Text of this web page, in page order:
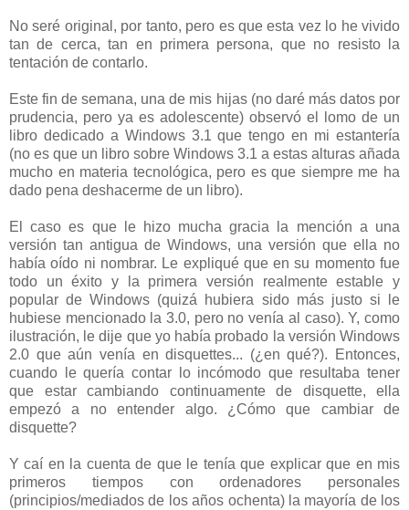
No seré original, por tanto, pero es que esta vez lo he vivido
tan de cerca, tan en primera persona, que no resisto la
tentación de contarlo.
Este fin de semana, una de mis hijas (no daré más datos por
prudencia, pero ya es adolescente) observó el lomo de un
libro dedicado a Windows 3.1 que tengo en mi estantería
(no es que un libro sobre Windows 3.1 a estas alturas añada
mucho en materia tecnológica, pero es que siempre me ha
dado pena deshacerme de un libro).
El caso es que le hizo mucha gracia la mención a una
versión tan antigua de Windows, una versión que ella no
había oído ni nombrar. Le expliqué que en su momento fue
todo un éxito y la primera versión realmente estable y
popular de Windows (quizá hubiera sido más justo si le
hubiese mencionado la 3.0, pero no venía al caso). Y, como
ilustración, le dije que yo había probado la versión Windows
2.0 que aún venía en disquettes... (¿en qué?). Entonces,
cuando le quería contar lo incómodo que resultaba tener
que estar cambiando continuamente de disquette, ella
empezó a no entender algo. ¿Cómo que cambiar de
disquette?
Y caí en la cuenta de que le tenía que explicar que en mis
primeros tiempos con ordenadores personales
(principios/mediados de los años ochenta) la mayoría de los